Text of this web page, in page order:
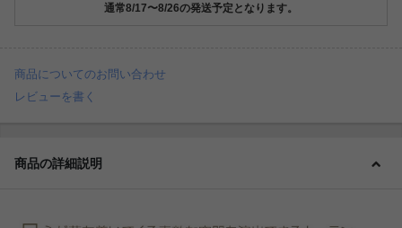
通常8/17〜8/26の発送予定となります。
商品についてのお問い合わせ
レビューを書く
商品の詳細説明